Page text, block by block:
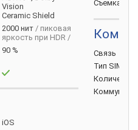
Vision
Ceramic Shield
2000 нит / пиковая
яркость при HDR /
90 %
iOS
Съемка
Связь
Тип SIM-